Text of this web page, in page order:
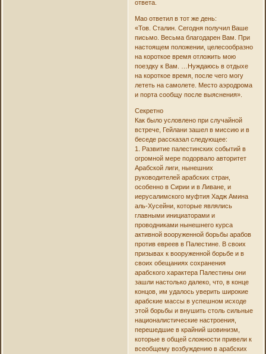
ответа.
Мао ответил в тот же день:
«Тов. Сталин. Сегодня получил Ваше
письмо. Весьма благодарен Вам. При
настоящем положении, целесообразно
на короткое время отложить мою
поездку к Вам. …Нуждаюсь в отдыхе
на короткое время, после чего могу
лететь на самолете. Место аэродрома
и порта сообщу после выяснения».
Секретно
Как было условлено при случайной
встрече, Гейлани зашел в миссию и в
беседе рассказал следующее:
1. Развитие палестинских событий в
огромной мере подорвало авторитет
Арабской лиги, нынешних
руководителей арабских стран,
особенно в Сирии и в Ливане, и
иерусалимского муфтия Хадж Амина
аль-Хусейни, которые являлись
главными инициаторами и
проводниками нынешнего курса
активной вооруженной борьбы арабов
против евреев в Палестине. В своих
призывах к вооруженной борьбе и в
своих обещаниях сохранения
арабского характера Палестины они
зашли настолько далеко, что, в конце
концов, им удалось уверить широкие
арабские массы в успешном исходе
этой борьбы и внушить столь сильные
националистические настроения,
перешедшие в крайний шовинизм,
которые в общей сложности привели к
всеобщему возбуждению в арабских